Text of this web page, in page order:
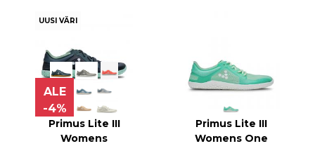
UUSI VÄRI
ALE
-4%
Primus Lite III
Womens
Primus Lite III
Womens One